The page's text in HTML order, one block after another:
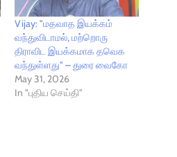
Vijay: "மதவாத இயக்கம்
வந்துவிடாமல், மற்றொரு
திராவிட இயக்கமாக தவெக
வந்துள்ளது" – துரை வைகோ
May 31, 2026
In "புதிய செய்தி"